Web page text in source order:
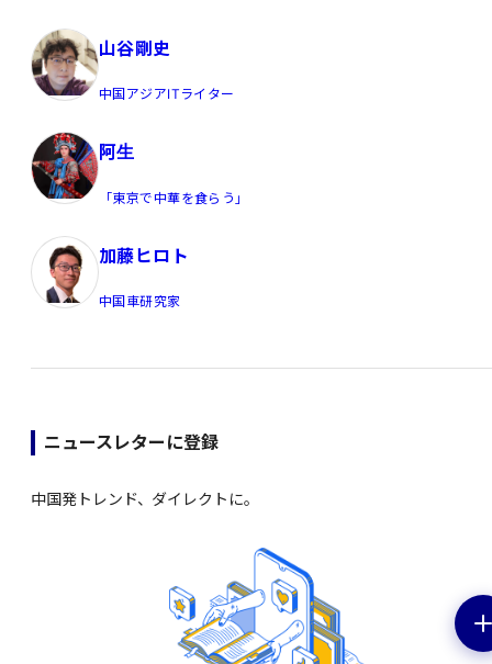
山谷剛史
中国アジアITライター
阿生
「東京で中華を食らう」
加藤ヒロト
中国車研究家
ニュースレターに登録
中国発トレンド、ダイレクトに。